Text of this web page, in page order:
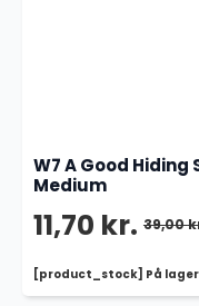
[product_stock] På lager
W7 A Good
Medium
39,00
Den
oprindelige
11,70 kr.
Den
aktuelle